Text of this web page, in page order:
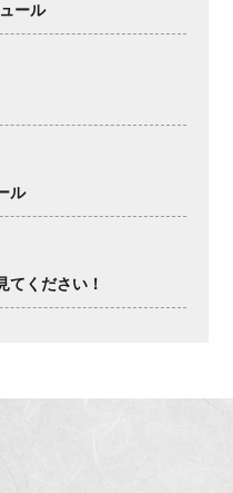
ール
ル
てください！